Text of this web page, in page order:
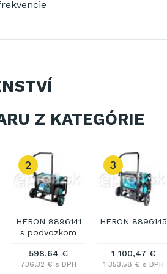
Z KATEGÓRIE
HERON 8896413
s podvozkom
809,09 €
995,18 € s DPH
HERON 8896415
štartom
890,02 €
1 094,73 € s DPH